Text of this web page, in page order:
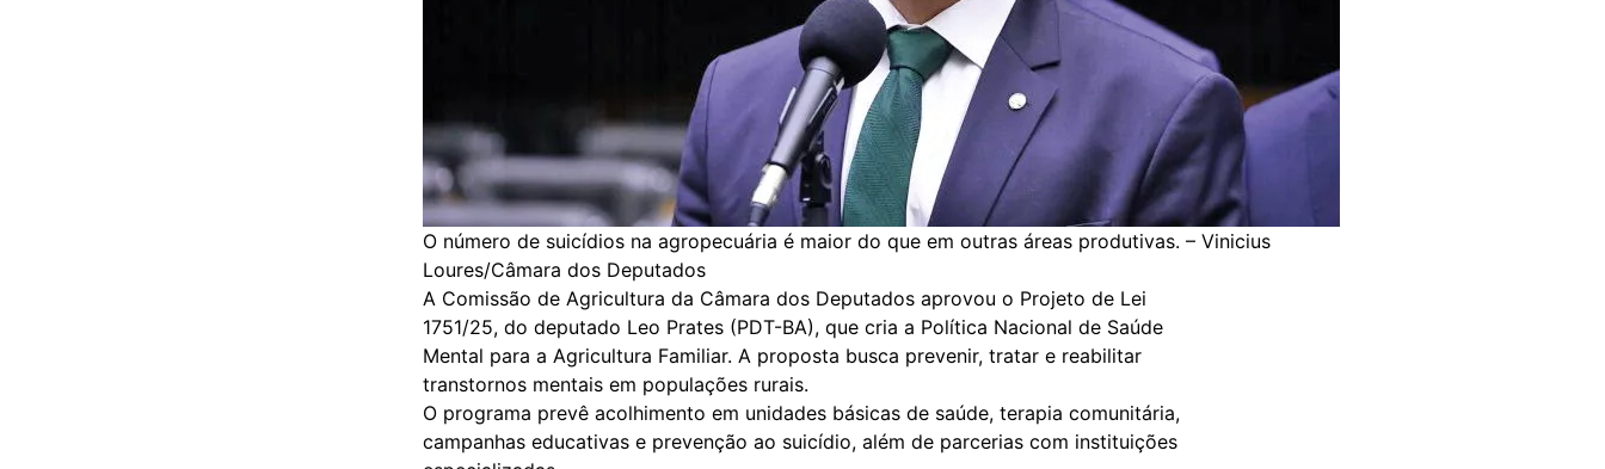
O número de suicídios na agropecuária é maior do que em outras áreas produtivas. – Vinicius
Loures/Câmara dos Deputados
A Comissão de Agricultura da Câmara dos Deputados aprovou o Projeto de Lei
1751/25, do deputado Leo Prates (PDT-BA), que cria a Política Nacional de Saúde
Mental para a Agricultura Familiar. A proposta busca prevenir, tratar e reabilitar
transtornos mentais em populações rurais.
O programa prevê acolhimento em unidades básicas de saúde, terapia comunitária,
campanhas educativas e prevenção ao suicídio, além de parcerias com instituições